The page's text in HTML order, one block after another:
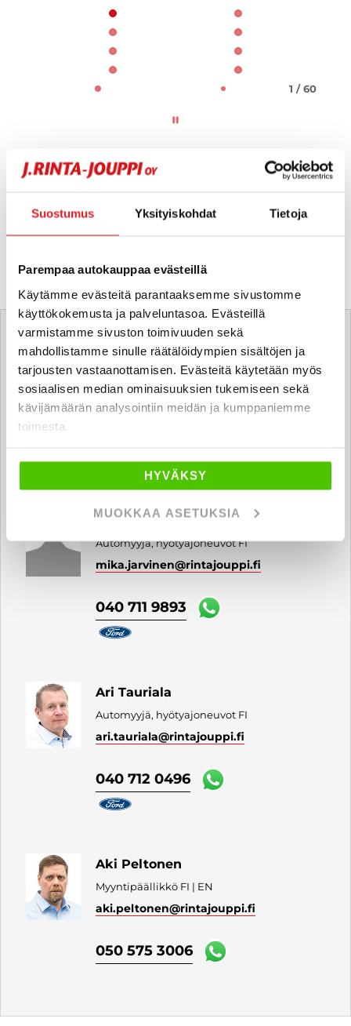
Suostumus Yksityiskohdat Tietoja
Parempaa autokauppaa evästeillä
Käytämme evästeitä parantaaksemme sivustomme
käyttökokemusta ja palveluntasoa. Evästeillä
varmistamme sivuston toimivuuden sekä
mahdollistamme sinulle räätälöidympien sisältöjen ja
tarjousten vastaanottamisen. Evästeitä käytetään myös
sosiaalisen median ominaisuuksien tukemiseen sekä
kävijämäärän analysointiin meidän ja kumppaniemme
toimesta.
HYVÄKSY
MUOKKAA ASETUKSIA
1 / 60
Tätä ajoneuvoa myy
Jari Ranta
Automyyjä, hyötyajoneuvot FI
jari.ranta@rintajouppi.fi
040 712 0509
Mika Järvinen
Automyyjä, hyötyajoneuvot FI
mika.jarvinen@rintajouppi.fi
040 711 9893
Ari Tauriala
Automyyjä, hyötyajoneuvot FI
ari.tauriala@rintajouppi.fi
040 712 0496
Aki Peltonen
Myyntipäällikkö FI | EN
aki.peltonen@rintajouppi.fi
050 575 3006